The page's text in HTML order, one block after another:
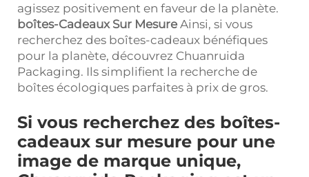
agissez positivement en faveur de la planète.
boîtes-Cadeaux Sur Mesure Ainsi, si vous
recherchez des boîtes-cadeaux bénéfiques
pour la planète, découvrez Chuanruida
Packaging. Ils simplifient la recherche de
boîtes écologiques parfaites à prix de gros.
Si vous recherchez des boîtes-
cadeaux sur mesure pour une
image de marque unique,